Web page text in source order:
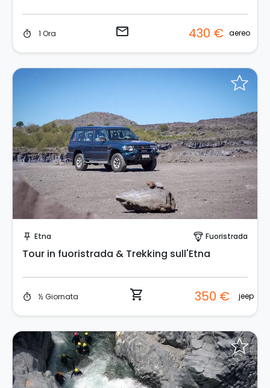
timer 1 Ora email 430 € aereo
push_pin Etna paragliding Fuoristrada
Tour in fuoristrada & Trekking sull'Etna
timer ½ Giornata shopping_cart 350 € jeep